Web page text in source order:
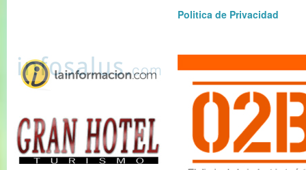
Politica de Privacidad